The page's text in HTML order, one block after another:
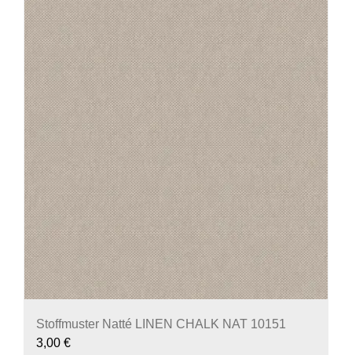
Stoffmuster Natté LINEN CHALK NAT 10151
3,00 €